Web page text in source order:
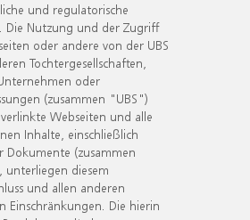
und regulatorische
Die Nutzung und der Zugriff
oder andere von der UBS
Tochtergesellschaften,
oder
(zusammen "UBS")
Webseiten und alle
Inhalte, einschließlich
Dokumente (zusammen
diesem
und allen anderen
Einschränkungen. Die hierin